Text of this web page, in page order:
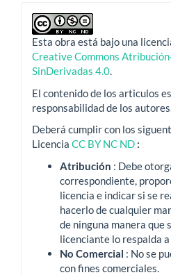
Esta obra está bajo una
Creative Commons
SinDerivadas 4.0.
El contenido de los articulos
responsabilidad de los autores.
Deberá cumplir con los
Licencia CC BY NC ND :
Atribución : Debe
correspondiente,
licencia e indicar si se
hacerlo de cualquier
de ninguna manera que
licenciante lo respalda a
No Comercial : No se
con fines comerciales.